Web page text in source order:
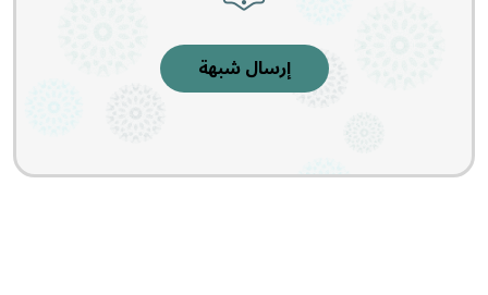
إرسال شبهة